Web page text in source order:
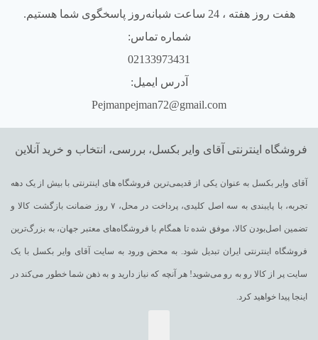
هفت روز هفته ، 24 ساعت شبانه‌روز پاسخگوی شما هستیم.
شماره تماس:
02133973431
آدرس ایمیل:
Pejmanpejman72@gmail.com
فروشگاه اینترنتی آقای وایر بکسل، بررسی، انتخاب و خرید آنلاین
آقای وایر بکسل به عنوان یکی از قدیمی‌ترین فروشگاه های اینترنتی با بیش از یک دهه
تجربه، با پایبندی به سه اصل کلیدی، پرداخت در محل، ۷ روز ضمانت بازگشت کالا و
تضمین اصل‌بودن کالا، موفق شده تا همگام با فروشگاه‌های معتبر جهان، به بزرگ‌ترین
فروشگاه اینترنتی ایران تبدیل شود. به محض ورود به سایت آقای وایر بکسل با یک
سایت پر از کالا رو به رو می‌شوید! هر آنچه که نیاز دارید و به ذهن شما خطور می‌کند در
اینجا پیدا خواهید کرد.